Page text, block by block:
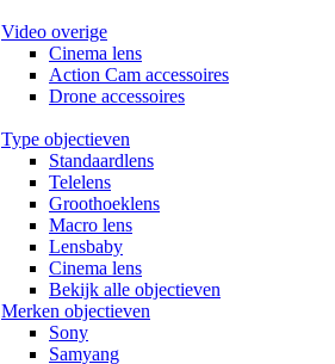
Video overige
Cinema lens
Action Cam accessoires
Drone accessoires
Type objectieven
Standaardlens
Telelens
Groothoeklens
Macro lens
Lensbaby
Cinema lens
Bekijk alle objectieven
Merken objectieven
Sony
Samyang